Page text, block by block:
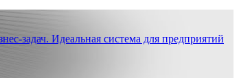
задач. Идеальная система для предприятий